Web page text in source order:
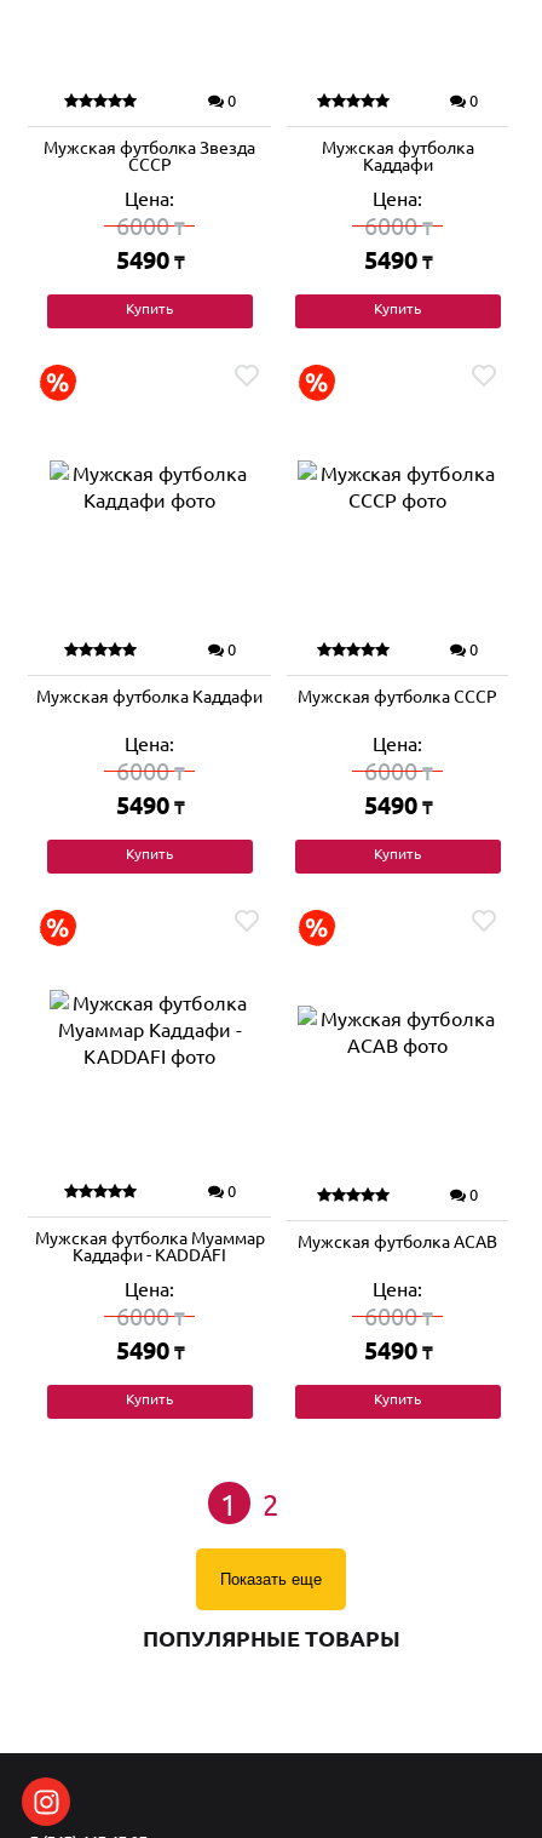
0
Мужская футболка Звезда
СССP
Цена:
6000₸
5490 ₸
Купить
0
Мужская футболка
Каддафи
Цена:
6000₸
5490 ₸
Купить
0
Мужская футболка Каддафи
Цена:
6000₸
5490 ₸
Купить
0
Мужская футболка СССР
Цена:
6000₸
5490 ₸
Купить
0
Мужская футболка Муаммар
Каддафи - KADDAFI
Цена:
6000₸
5490 ₸
Купить
0
Мужская футболка ACAB
Цена:
6000₸
5490 ₸
Купить
1 2
Показать еще
ПОПУЛЯРНЫЕ ТОВАРЫ